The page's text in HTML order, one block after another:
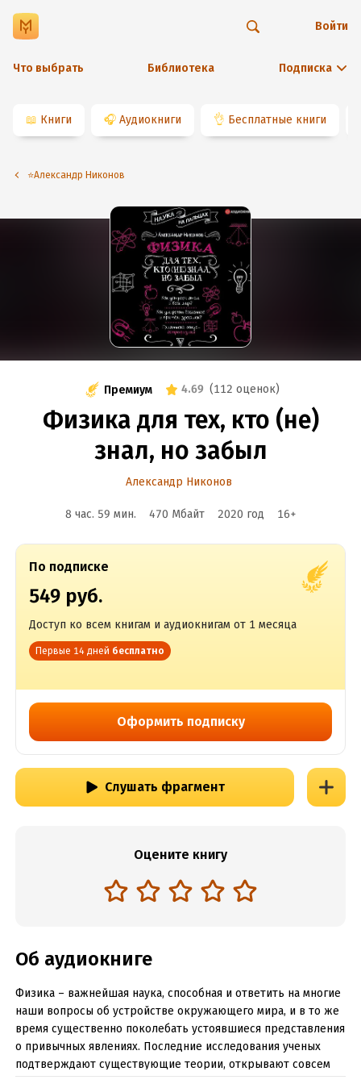
Что выбрать Библиотека Подписка
Войти
📖 Книги 🎧 Аудиокниги 👌 Бесплатные книги
⭐️Александр Никонов
Премиум 4.69 (112 оценок)
Физика для тех, кто (не)
знал, но забыл
Александр Никонов
8 час. 59 мин. 470 Мбайт 2020 год 16+
По подписке
549 руб.
Доступ ко всем книгам и аудиокнигам от 1 месяца
Первые 14 дней бесплатно
Оформить подписку
Слушать фрагмент
Оцените книгу
Об аудиокниге
Физика – важнейшая наука, способная и ответить на многие
наши вопросы об устройстве окружающего мира, и в то же
время существенно поколебать устоявшиеся представления
о привычных явлениях. Последние исследования ученых
подтверждают существующие теории, открывают совсем